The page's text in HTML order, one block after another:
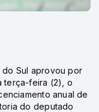
do Sul aprovou por
terça-feira (2), o
anual de
do deputado